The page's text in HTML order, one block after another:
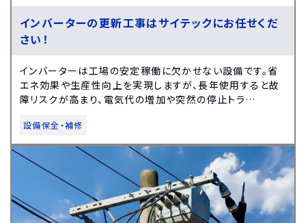
インバーターの更新工事はサイテックにお任せくだ
さい！
インバーターは工場の安定稼働に欠かせない設備です。省
エネ効果や生産性向上を実現しますが、長年使用すると故
障リスクが高まり、電気代の増加や突然の停止トラ…
設備保全・補修